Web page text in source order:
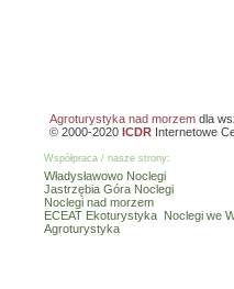
Agroturystyka nad morzem dla
© 2000-2020 ICDR Internetowe
Współpraca / nasze strony:
Władysławowo Noclegi
Jastrzębia Góra Noclegi
Noclegi nad morzem
ECEAT Ekoturystyka Noclegi we
Agroturystyka